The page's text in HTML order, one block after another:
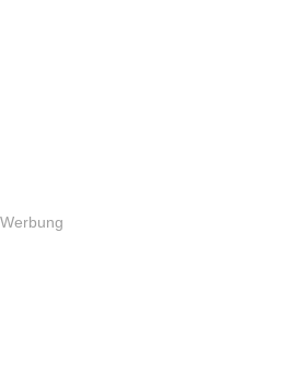
Werbung